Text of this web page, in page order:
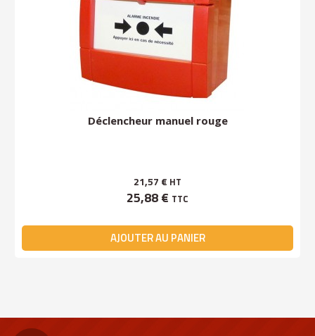
Déclencheur manuel rouge
21,57 € HT
25,88 € TTC
AJOUTER AU PANIER